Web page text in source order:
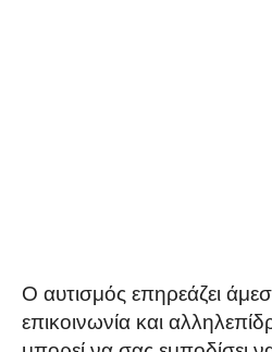
Ο αυτισμός επηρεάζει
επικοινωνία και